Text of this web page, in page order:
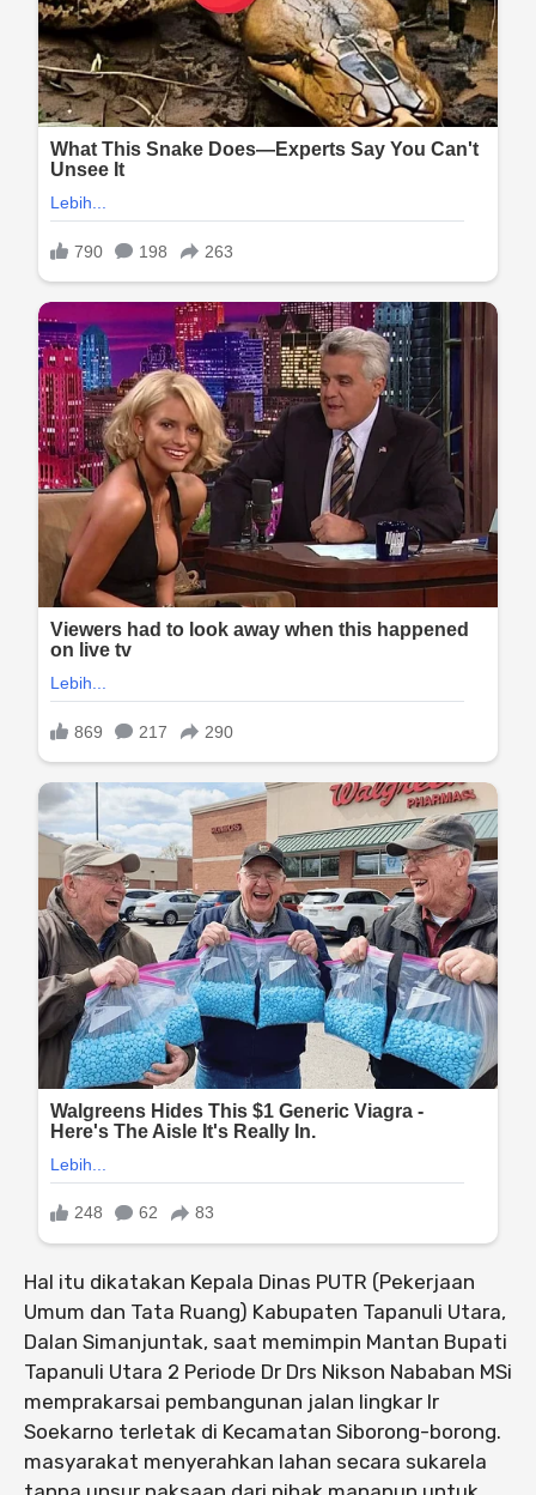
Hal itu dikatakan Kepala Dinas PUTR (Pekerjaan
Umum dan Tata Ruang) Kabupaten Tapanuli Utara,
Dalan Simanjuntak, saat memimpin Mantan Bupati
Tapanuli Utara 2 Periode Dr Drs Nikson Nababan MSi
memprakarsai pembangunan jalan lingkar Ir
Soekarno terletak di Kecamatan Siborong-borong.
masyarakat menyerahkan lahan secara sukarela